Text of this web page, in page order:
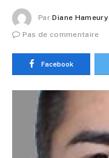
Par Diane Hameury
Pas de commentaire
Facebook